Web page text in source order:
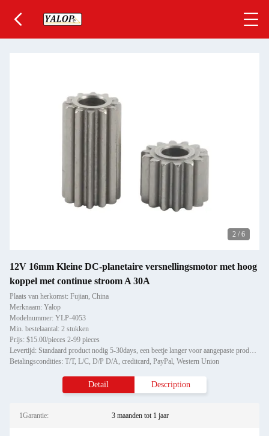
2 / 6
12V 16mm Kleine DC-planetaire versnellingsmotor met hoog
koppel met continue stroom A 30A
Plaats van herkomst: Fujian, China
Merknaam: Yalop
Modelnummer: YLP-4053
Min. bestelaantal: 2 stukken
Prijs: $15.00/pieces 2-99 pieces
Levertijd: Standaard product nodig 5-30days, een beetje langer voor aangepaste producten.
Betalingscondities: T/T, L/C, D/P D/A, creditcard, PayPal, Western Union
Detail Description
1Garantie: 3 maanden tot 1 jaar